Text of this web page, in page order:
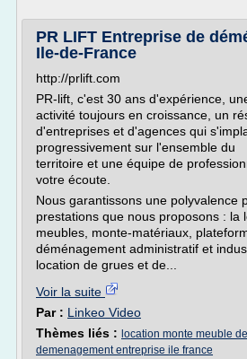
PR LIFT Entreprise de
Ile-de-France
http://prlift.com
PR-lift, c'est 30 ans d'expérience,
activité toujours en croissance, un
d'entreprises et d'agences qui
progressivement sur l'ensemble du
territoire et une équipe de
votre écoute.
Nous garantissons une polyvalence
prestations que nous proposons : la
meubles, monte-matériaux,
déménagement administratif et
location de grues et de...
Voir la suite
Par : Linkeo Video
Thèmes liés : location monte meuble
demenagement entreprise ile france